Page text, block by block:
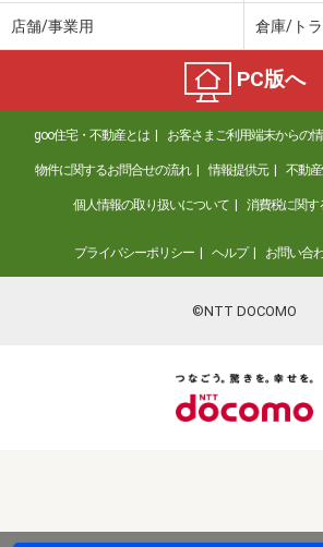
店舗/事業用 倉庫/ト
PC版へ
goo住宅・不動産とは お客さまご利用端末からの
物件に関するお問合せの流れ 情報提供元 不動
個人情報の取り扱いについて 消費税に関す
プライバシーポリシー ヘルプ お問い合
©NTT DOCOMO